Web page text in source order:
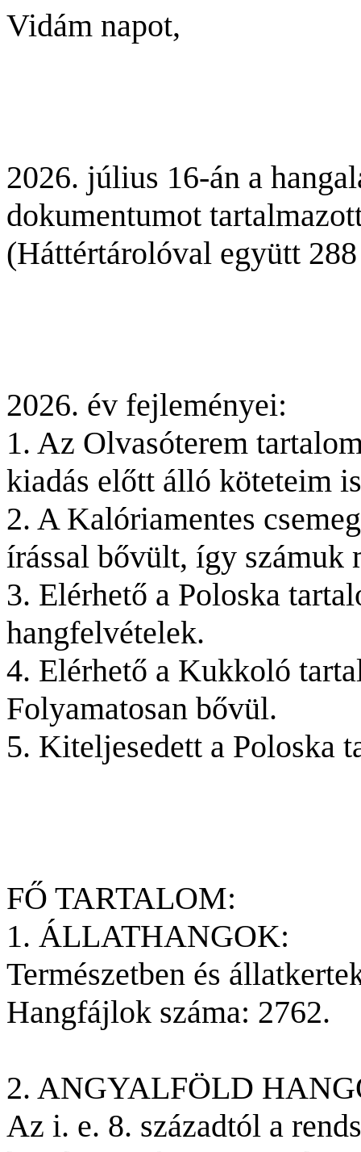
Vidám napot,
2026. július 16-án a
dokumentumot
(Háttértárolóval együtt
2026. év fejleményei:
1. Az Olvasóterem
kiadás előtt álló köteteim
2. AKalóriamentes
írással bővült, így számuk
3. Elérhető a Poloska
hangfelvételek.
4. Elérhető a Kukkoló
Folyamatosan bővül.
5. Kiteljesedett a Poloska
FŐ TARTALOM:
1. ÁLLATHANGOK:
Természetben és
Hangfájlok száma: 2762.
2. ANGYALFÖLD
Az i. e. 8. századtól a